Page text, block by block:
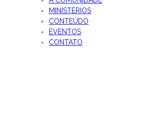
MINISTÉRIOS
CONTEÚDO
EVENTOS
CONTATO